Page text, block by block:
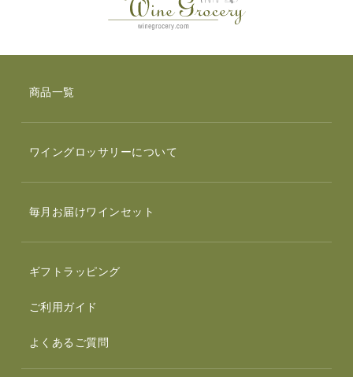
商品一覧
ワイングロッサリーについて
毎月お届けワインセット
ギフトラッピング
ご利用ガイド
よくあるご質問